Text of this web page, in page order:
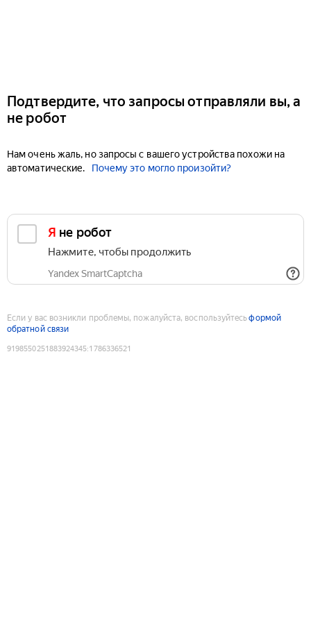
Подтвердите, что запросы отправляли вы, а
не робот
Нам очень жаль, но запросы с вашего устройства похожи на
автоматические.
Почему это могло произойти?
Я не робот
Нажмите, чтобы продолжить
Yandex SmartCaptcha
Если у вас возникли проблемы, пожалуйста, воспользуйтесьформой
обратной связи
9198550251883924345:1786336521